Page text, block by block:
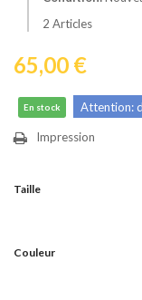
2 Articles
65,00 €
En stock Attention:
Impression
Taille
Couleur